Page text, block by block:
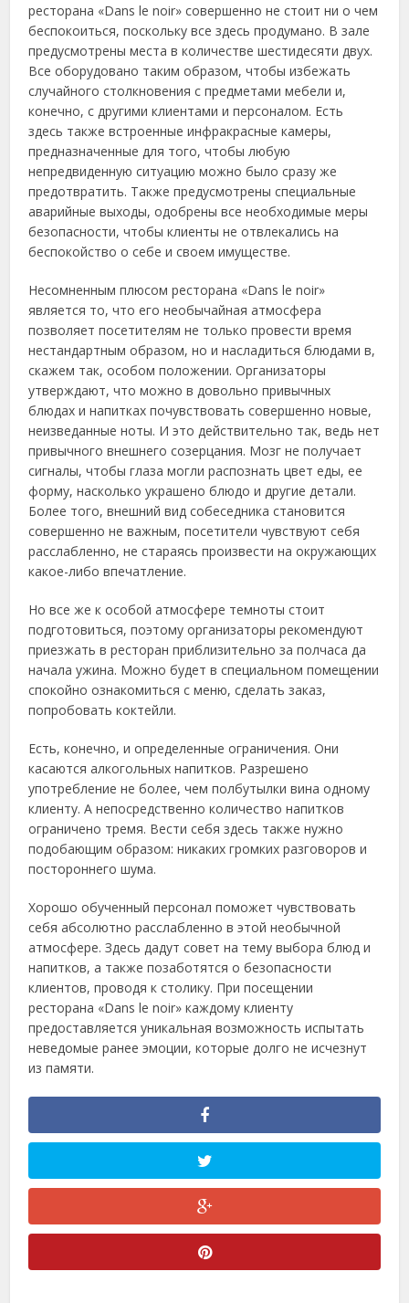
ресторана «Dans le noir» совершенно не стоит ни о чем
беспокоиться, поскольку все здесь продумано. В зале
предусмотрены места в количестве шестидесяти двух.
Все оборудовано таким образом, чтобы избежать
случайного столкновения с предметами мебели и,
конечно, с другими клиентами и персоналом. Есть
здесь также встроенные инфракрасные камеры,
предназначенные для того, чтобы любую
непредвиденную ситуацию можно было сразу же
предотвратить. Также предусмотрены специальные
аварийные выходы, одобрены все необходимые меры
безопасности, чтобы клиенты не отвлекались на
беспокойство о себе и своем имуществе.
Несомненным плюсом ресторана «Dans le noir»
является то, что его необычайная атмосфера
позволяет посетителям не только провести время
нестандартным образом, но и насладиться блюдами в,
скажем так, особом положении. Организаторы
утверждают, что можно в довольно привычных
блюдах и напитках почувствовать совершенно новые,
неизведанные ноты. И это действительно так, ведь нет
привычного внешнего созерцания. Мозг не получает
сигналы, чтобы глаза могли распознать цвет еды, ее
форму, насколько украшено блюдо и другие детали.
Более того, внешний вид собеседника становится
совершенно не важным, посетители чувствуют себя
расслабленно, не стараясь произвести на окружающих
какое-либо впечатление.
Но все же к особой атмосфере темноты стоит
подготовиться, поэтому организаторы рекомендуют
приезжать в ресторан приблизительно за полчаса да
начала ужина. Можно будет в специальном помещении
спокойно ознакомиться с меню, сделать заказ,
попробовать коктейли.
Есть, конечно, и определенные ограничения. Они
касаются алкогольных напитков. Разрешено
употребление не более, чем полбутылки вина одному
клиенту. А непосредственно количество напитков
ограничено тремя. Вести себя здесь также нужно
подобающим образом: никаких громких разговоров и
постороннего шума.
Хорошо обученный персонал поможет чувствовать
себя абсолютно расслабленно в этой необычной
атмосфере. Здесь дадут совет на тему выбора блюд и
напитков, а также позаботятся о безопасности
клиентов, проводя к столику. При посещении
ресторана «Dans le noir» каждому клиенту
предоставляется уникальная возможность испытать
неведомые ранее эмоции, которые долго не исчезнут
из памяти.